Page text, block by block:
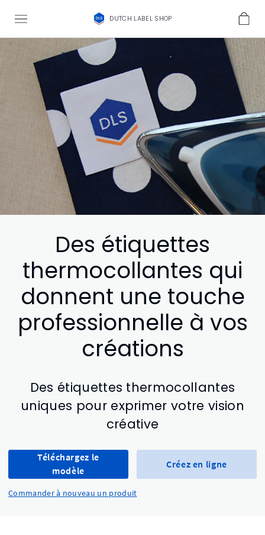
DUTCH LABEL SHOP
Des étiquettes
thermocollantes qui
donnent une touche
professionnelle à vos
créations
Des étiquettes thermocollantes
uniques pour exprimer votre vision
créative
Téléchargez le
modèle
Créez en ligne
Commander à nouveau un produit